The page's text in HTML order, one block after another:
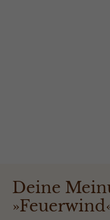
Deine